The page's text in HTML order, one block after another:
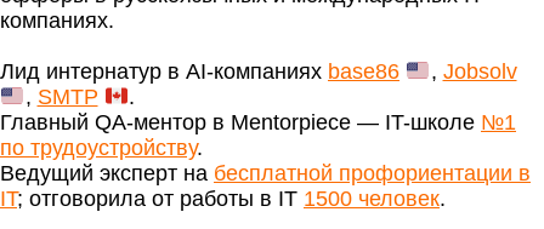
компаниях.
Лид интернатур в AI-компаниях base86 , Jobsolv
, SMTP
.
Главный QA-ментор в Mentorpiece — IT-школе №1
по трудоустройству.
Ведущий эксперт на бесплатной профориентации в
IT; отговорила от работы в IT 1500 человек.